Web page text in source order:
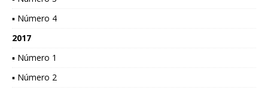
▪ Número 4
2017
▪ Número 1
▪ Número 2